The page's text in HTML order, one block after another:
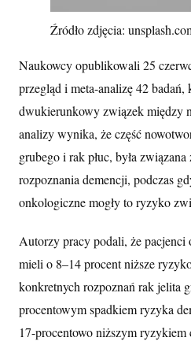
Źródło zdjęcia:
Naukowcy opublikowali 25
przegląd i meta-analizę 42 badań,
dwukierunkowy związek między
analizy wynika, że część
grubego i rak płuc, była
rozpoznania demencji, podczas
onkologiczne mogły to ryzyko
Autorzy pracy podali, że
mieli o 8–14 procent niższe
konkretnych rozpoznań rak jelita
procentowym spadkiem ryzyka
17-procentowo niższym